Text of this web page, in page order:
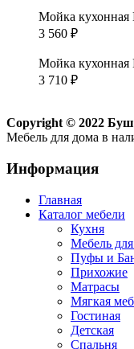
Мойка
3 560 ₽
Мойка
3 710 ₽
Copyright © 2022
Мебель для дома в
Информация
Главная
Каталог мебели
Кухня
Мебель
Пуфы и
Прихожие
Матрасы
Мягкая
Гостиная
Детская
Спальня